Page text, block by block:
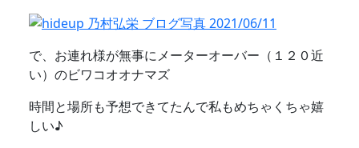
で、お連れ様が無事にメーターオーバー（１２０近
い）のビワコオオナマズ
時間と場所も予想できてたんで私もめちゃくちゃ嬉
しい♪